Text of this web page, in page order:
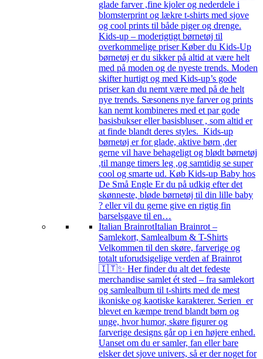
glade farver ,fine kjoler og nederdele i
blomsterprint og lækre t-shirts med sjove
og cool prints til både piger og drenge.
Kids-up – moderigtigt børnetøj til
overkommelige priser Køber du Kids-Up
børnetøj er du sikker på altid at være helt
med på moden og de nyeste trends. Moden
skifter hurtigt og med Kids-up’s gode
priser kan du nemt være med på de helt
nye trends. Sæsonens nye farver og prints
kan nemt kombineres med et par gode
basisbukser eller basisbluser , som altid er
at finde blandt deres styles. Kids-up
børnetøj er for glade, aktive børn ,der
gerne vil have behageligt og blødt børnetøj
,til mange timers leg ,og samtidig se super
cool og smarte ud. Køb Kids-up Baby hos
De Små Engle Er du på udkig efter det
skønneste, bløde børnetøj til din lille baby
? eller vil du gerne give en rigtig fin
barselsgave til en…
Italian BrainrotItalian Brainrot –
Samlekort, Samlealbum & T-Shirts
Velkommen til den skøre, farverige og
totalt uforudsigelige verden af Brainrot
🇮🇹✨ Her finder du alt det fedeste
merchandise samlet ét sted – fra samlekort
og samlealbum til t-shirts med de mest
ikoniske og kaotiske karakterer. Serien er
blevet en kæmpe trend blandt børn og
unge, hvor humor, skøre figurer og
farverige designs går op i en højere enhed.
Uanset om du er samler, fan eller bare
elsker det sjove univers, så er der noget for